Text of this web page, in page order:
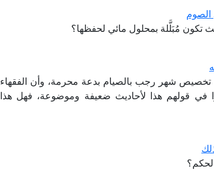
الصوم
تكون مُبَلَّلة بمحلول مائي لحفظها؟
شهر رجب بالصيام بدعة محرمة، وأن الفقهاء
في قولهم هذا لأحاديث ضعيفة وموضوعة، فهل هذا